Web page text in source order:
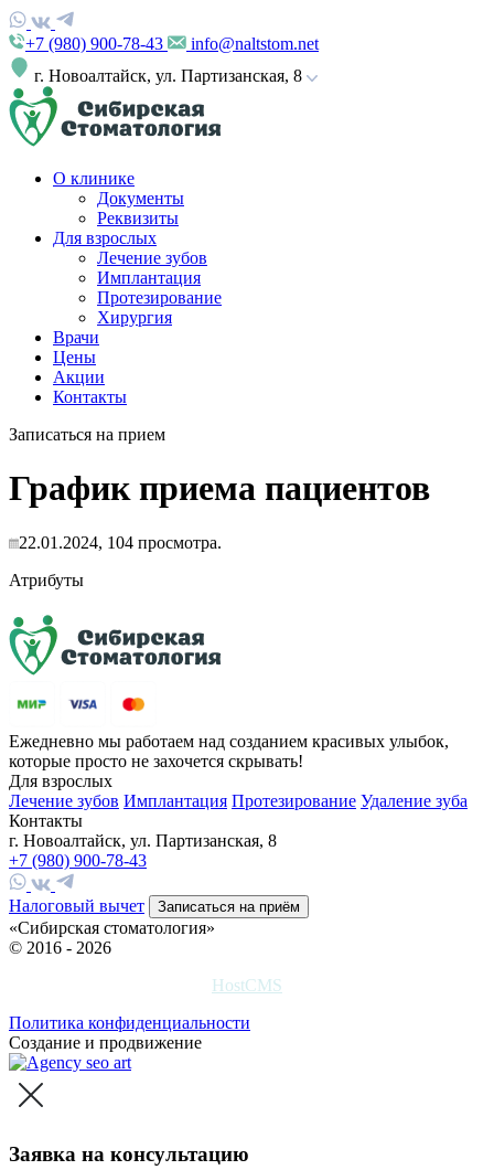
+7 (980) 900-78-43
info@naltstom.net
г. Новоалтайск, ул. Партизанская, 8
О клинике
Документы
Реквизиты
Для взрослых
Лечение зубов
Имплантация
Протезирование
Хирургия
Врачи
Цены
Акции
Контакты
Записаться на прием
График приема пациентов
22.01.2024, 104 просмотра.
Атрибуты
Ежедневно мы работаем над созданием красивых улыбок,
которые просто не захочется скрывать!
Для взрослых
Лечение зубов Имплантация Протезирование Удаление зуба
Контакты
г. Новоалтайск, ул. Партизанская, 8
+7 (980) 900-78-43
Налоговый вычет Записаться на приём
«Сибирская стоматология»
© 2016 - 2026
HostCMS
Политика конфиденциальности
Создание и продвижение
Заявка на консультацию